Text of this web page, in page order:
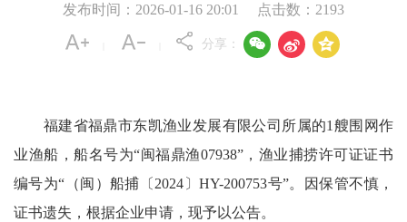
发布时间：2026-01-16 20:01
点击数： 2193
分享：   
福建省福鼎市东凯渔业发展有限公司所属的1艘围网作
业渔船，船名号为“闽福鼎渔07938”，渔业捕捞许可证证书
编号为“（闽）船捕〔2024〕HY-200753号”。因保管不慎，
证书遗失，根据企业申请，现予以公告。